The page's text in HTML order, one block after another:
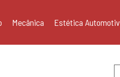
Mecânica Estética